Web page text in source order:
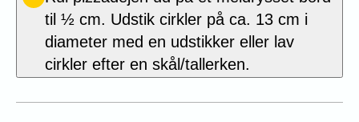
til ½ cm. Udstik cirkler på ca. 13 cm i
diameter med en udstikker eller lav
cirkler efter en skål/tallerken.